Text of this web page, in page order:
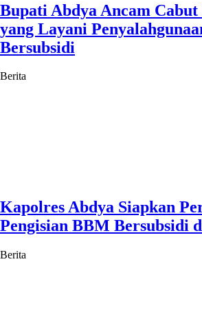
Bupati Abdya Ancam
yang Layani
Bersubsidi
Berita
Kapolres Abdya Siapkan
Pengisian BBM Bersubsidi
Berita